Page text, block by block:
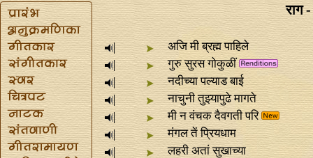
राग
अजि मी ब्रह्म पाहिले
गुरु सुरस गोकुळीं
नदीच्या पल्याड बाई
​नाचुनी तुझ्यापुढे मागते
मी न वंचक दैवगती परि
मंगल तें प्रियधाम
लहरी अतां सुखाच्या